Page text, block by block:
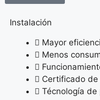
Instalación
Mayor
Menos
Certificado de
Técnología de